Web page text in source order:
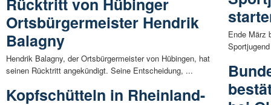
Ortsbürgermeister Hendrik
Balagny
Hendrik Balagny, der Ortsbürgermeister von Hübingen, hat
seinen Rücktritt angekündigt. Seine Entscheidung, ...
Kopfschütteln in Rheinland-
Ende März